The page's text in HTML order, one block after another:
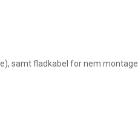
samt fladkabel for nem montage.